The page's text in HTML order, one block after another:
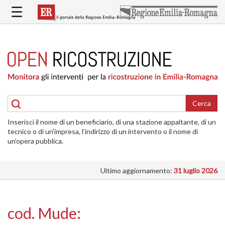
contenuto
RICOSTRUZIONE
PUBBLICA
DELLE
ABITAZIONI
RICOSTRUZIONE
ATTIVITÀ
INTERVENTI
SI
☰
Cerca
Inserisci il nome di un beneficiario, di una stazione appaltante, di un
tecnico o di un’impresa, l’indirizzo di un intervento o il nome di
un’opera pubblica.
Ultimo aggiornamento: 31 luglio 2026
cod. Mude: